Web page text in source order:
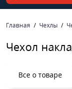
Главная Чехлы
Чехол
Все о товаре